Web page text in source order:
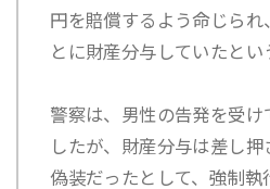
円を賠償するよう命じられ
とに財産分与していたとい
警察は、男性の告発を受け
したが、財産分与は差し
偽装だったとして、強制執